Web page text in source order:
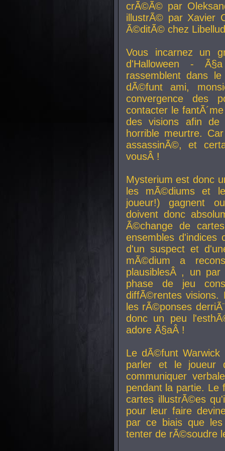
crÃ©Ã© par
illustrÃ© par Xavier
Ã©ditÃ© chez
Vous incarnez un
d'Halloween -
rassemblent dans
dÃ©funt ami,
convergence des
contacter le
des visions afin
horrible meurtre.
assassinÃ©, et
vousÂ !
Mysterium est donc
les mÃ©diums et
joueur!) gagnent
doivent donc
Ã©change de
ensembles d'indices
d'un suspect et
mÃ©dium a
plausiblesÂ , un par
phase de jeu
diffÃ©rentes visions.
les rÃ©ponses
donc un peu
adore Ã§aÂ !
Le dÃ©funt Warwick
parler et le joueur
communiquer
pendant la partie. Le
cartes illustrÃ©es
pour leur faire
par ce biais que
tenter de rÃ©soudre